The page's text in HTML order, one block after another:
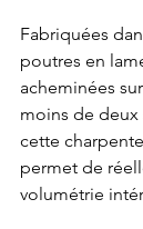
Fabriquées
poutres en
acheminées
moins de deux
cette
permet de
volumétrie